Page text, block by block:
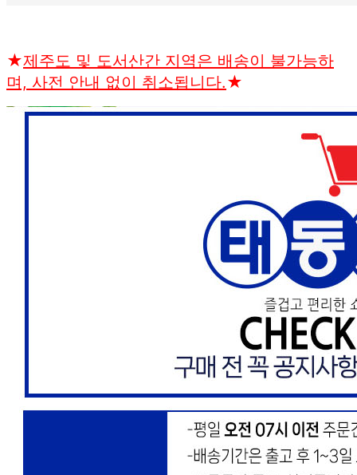
★제주도 및 도서산간 지역은 배송이 불가능하
며, 사전 안내 없이 취소됩니다.★